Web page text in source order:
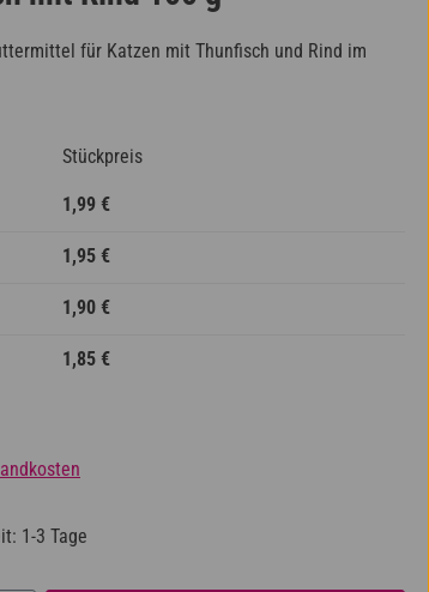
für Katzen mit Thunfisch und Rind im
Stückpreis
1,99 €
1,95 €
1,90 €
1,85 €
1-3 Tage